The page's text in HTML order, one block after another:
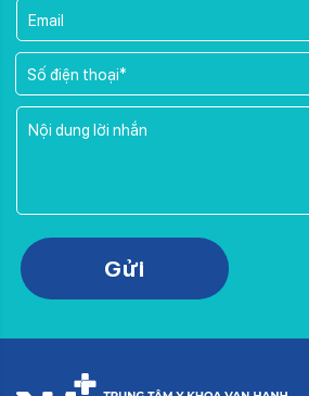
Please leave this field empty.
Gửi